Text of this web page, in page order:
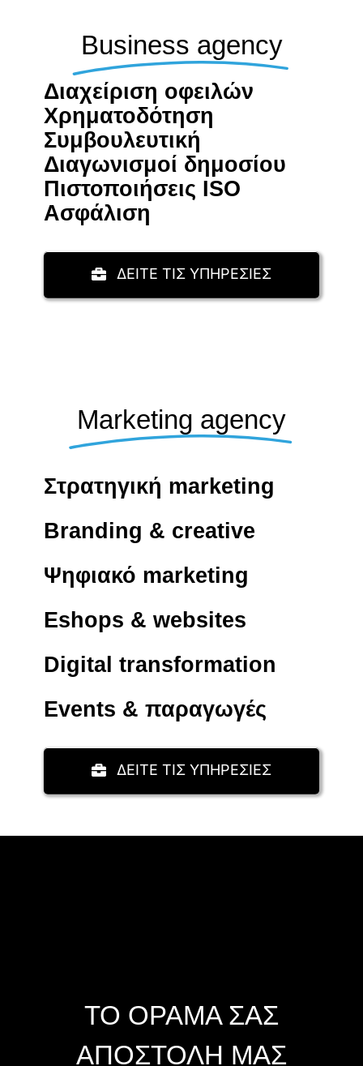
Business agency
Διαχείριση οφειλών
Χρηματοδότηση
Συμβουλευτική
Διαγωνισμοί δημοσίου
Πιστοποιήσεις ISO
Aσφάλιση
ΔΕΙΤΕ ΤΙΣ ΥΠΗΡΕΣΙΕΣ
Marketing agency
Στρατηγική marketing
Branding & creative
Ψηφιακό marketing
Eshops & websites
Digital transformation
Events & παραγωγές
ΔΕΙΤΕ ΤΙΣ ΥΠΗΡΕΣΙΕΣ
ΤΟ ΟΡΑΜΑ ΣΑΣ
ΑΠΟΣΤΟΛΗ ΜΑΣ